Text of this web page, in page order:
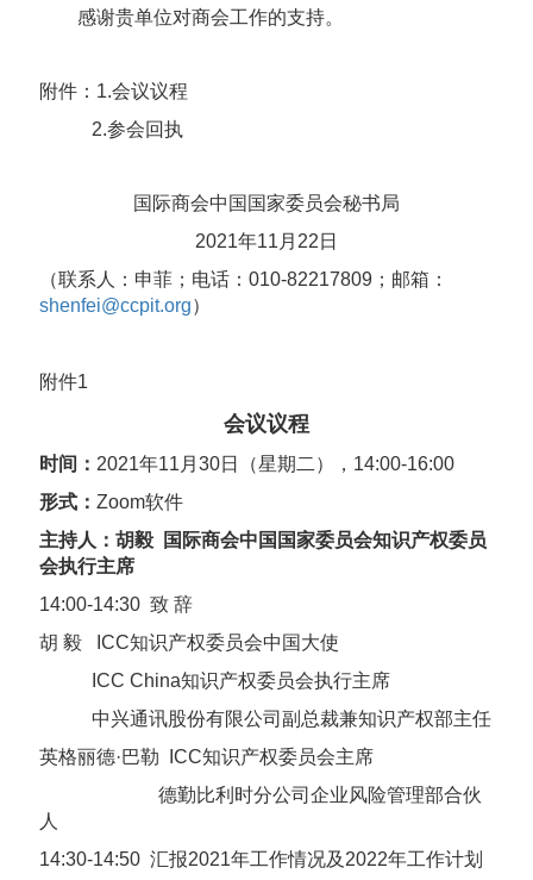
感谢贵单位对商会工作的支持。
附件：1.会议议程
2.参会回执
国际商会中国国家委员会秘书局
2021年11月22日
（联系人：申菲；电话：010-82217809；邮箱：
shenfei@ccpit.org）
附件1
会议议程
时间： 2021年11月30日（星期二），14:00-16:00
形式： Zoom软件
主持人：胡毅 国际商会中国国家委员会知识产权委员
会执行主席
14:00-14:30 致 辞
胡 毅 ICC知识产权委员会中国大使
ICC China知识产权委员会执行主席
中兴通讯股份有限公司副总裁兼知识产权部主任
英格丽德·巴勒 ICC知识产权委员会主席
德勤比利时分公司企业风险管理部合伙
人
14:30-14:50 汇报2021年工作情况及2022年工作计划